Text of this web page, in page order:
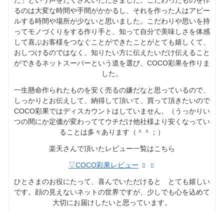
るのは大変な時間や手間がかかるし、それを作った人はアピー
ルする時間や場所が少ないと思いました。こだわりや思いを持
ってモノづくりをする作り手と、知って自分で美味しさを体感
して喜ぶお客様をつなぐことができたことがとても嬉しくて、
おしつけるのではなく、知りたい方に伝えたいだけ伝えること
ができるネットスーパーという道を選び、COCO彩果を作りま
した。
一生懸命作られたものを安く売るの嫌だなと思っているので、
しっかりとお伝えして、納得して頂いて、買って頂きたいので
COCO彩果ではディスカウントはしていません。（うっかりい
つの間にか定価が変わっててウチだけ他社様より安くなってい
ることは多々あります（＾＾；）
楽天さんで頂いたレビュー一覧はこちら
▽COCO彩果レビュー
ひとさまのお役にたって、喜んでいただけると とても嬉しい
です。顔の見えないネットの世界ですが、少しでも心を込めて
大切にお届けしたいと思っています。